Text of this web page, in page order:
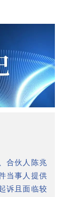
合伙人陈兆
当事人提供
诉且面临较